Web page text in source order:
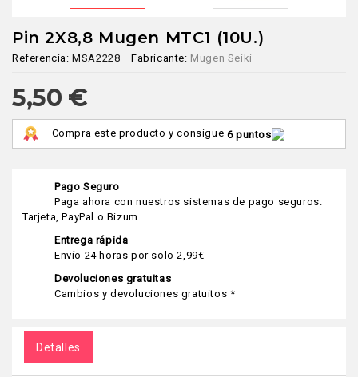
Pin 2X8,8 Mugen MTC1 (10U.)
Referencia: MSA2228 Fabricante: Mugen Seiki
5,50 €
Compra este producto y consigue 6 puntos
Pago Seguro
Paga ahora con nuestros sistemas de pago seguros.
Tarjeta, PayPal o Bizum
Entrega rápida
Envío 24 horas por solo 2,99€
Devoluciones gratuitas
Cambios y devoluciones gratuitos *
Detalles